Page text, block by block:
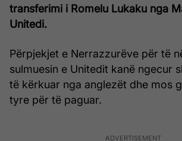
transferimi i Romelu Lukaku nga
Unitedi.
Përpjekjet e Nerrazzurëve për të
sulmuesin e Unitedit kanë ngecur
të kërkuar nga anglezët dhe mos
tyre për të paguar.